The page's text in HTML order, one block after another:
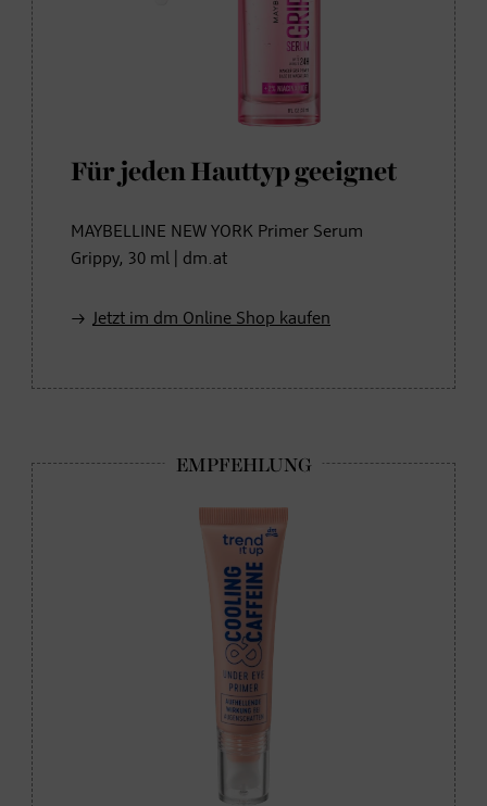
Für jeden Hauttyp geeignet
MAYBELLINE NEW YORK Primer Serum
Grippy, 30 ml | dm.at
Jetzt im dm Online Shop kaufen